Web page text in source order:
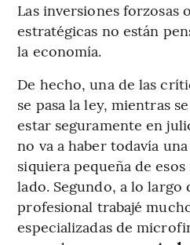
Las inversiones forzosas
estratégicas no están
la economía.
De hecho, una de las
se pasa la ley, mientras
estar seguramente en
no va a haber todavía
siquiera pequeña de
lado. Segundo, a lo largo
profesional trabajé
especializadas de